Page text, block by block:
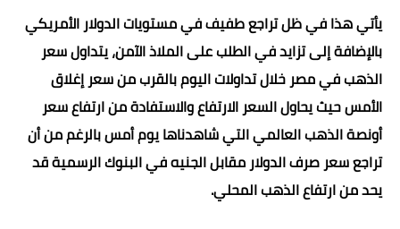
يأتي هذا في ظل تراجع طفيف في مستويات الدولار الأمريكي
بالإضافة إلى تزايد في الطلب على الملاذ الآمن، يتداول سعر
الذهب في مصر خلال تداولات اليوم بالقرب من سعر إغلاق
الأمس حيث يحاول السعر الارتفاع والاستفادة من ارتفاع سعر
أونصة الذهب العالمي التي شاهدناها يوم أمس بالرغم من أن
تراجع سعر صرف الدولار مقابل الجنيه في البنوك الرسمية قد
يحد من ارتفاع الذهب المحلي.